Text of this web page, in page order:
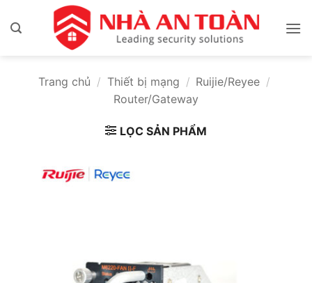
qua
Trang chủ / Thiết bị mạng / Ruijie/Reyee /
Router/Gateway
LỌC SẢN PHẨM